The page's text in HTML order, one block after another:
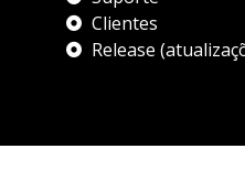
Clientes
Release